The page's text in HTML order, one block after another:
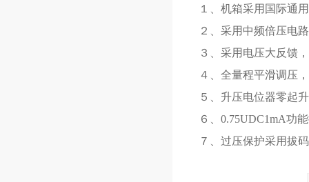
１、机箱采用国际通
２、采用中频倍压电
３、采用电压大反馈
４、全量程平滑调压
５、升压电位器零起
６、0.75UDC1mA功
７、过压保护采用拔